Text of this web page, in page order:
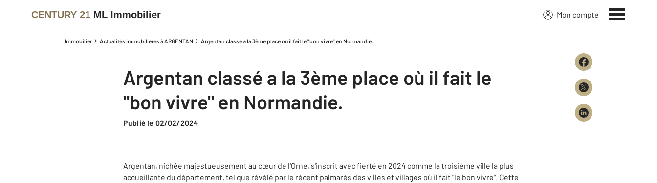
CENTURY 21 ML Immobilier Mon compte
Immobilier Actualités immobilières à ARGENTAN Argentan classé a la 3ème place où il fait le "bon vivre" en Normandie.
Argentan classé a la 3ème place où il fait le
"bon vivre" en Normandie.
Publié le 02/02/2024
Argentan, nichée majestueusement au cœur de l'Orne, s'inscrit avec fierté en 2024 comme la troisième ville la plus
accueillante du département, tel que révélé par le récent palmarès des villes et villages où il fait "le bon vivre". Cette